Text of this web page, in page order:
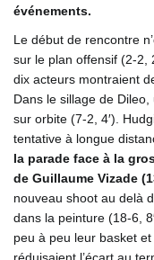
événements.
Le début de rencontre
sur le plan offensif (2-2,
dix acteurs montraient
Dans le sillage de
sur orbite (7-2, 4′).
tentative à longue
la parade face à la
de Guillaume Vizade
nouveau shoot au delà
dans la peinture (18-6,
peu à peu leur basket